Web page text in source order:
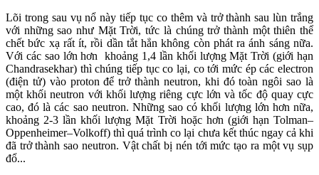
Lõi trong sau vụ nổ này tiếp tục co thêm và trở thành sau lùn trắng
với những sao như Mặt Trời, tức là chúng trở thành một thiên thể
chết bức xạ rất ít, rồi dần tắt hẳn không còn phát ra ánh sáng nữa.
Với các sao lớn hơn khoảng 1,4 lần khối lượng Mặt Trời (giới hạn
Chandrasekhar) thì chúng tiếp tục co lại, co tới mức ép các electron
(điện tử) vào proton để trở thành neutron, khi đó toàn ngôi sao là
một khối neutron với khối lượng riêng cực lớn và tốc độ quay cực
cao, đó là các sao neutron. Những sao có khối lượng lớn hơn nữa,
khoảng 2-3 lần khối lượng Mặt Trời hoặc hơn (giới hạn Tolman–
Oppenheimer–Volkoff) thì quá trình co lại chưa kết thúc ngay cả khi
đã trở thành sao neutron. Vật chất bị nén tới mức tạo ra một vụ sụp
đổ...